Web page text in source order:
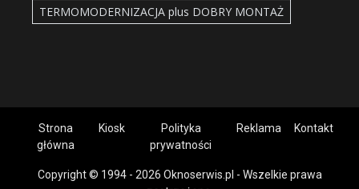
TERMOMODERNIZACJA plus DOBRY MONTAŻ
Strona
główna
Kiosk
Polityka
prywatności
Reklama Kontakt
Copyright © 1994 - 2026 Oknoserwis.pl - Wszelkie prawa